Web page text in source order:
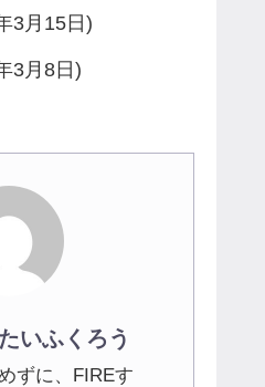
3月15日)
3月8日)
いふくろう
ずに、FIREす